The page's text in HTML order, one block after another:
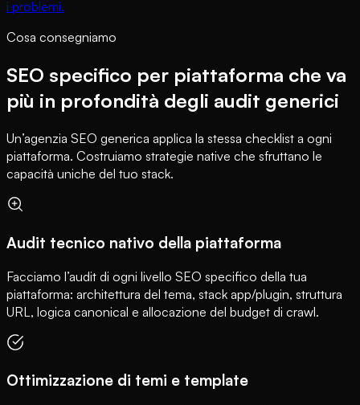
i problemi.
Cosa consegniamo
SEO specifico per piattaforma che va
più in profondità degli audit generici
Un’agenzia SEO generica applica la stessa checklist a ogni
piattaforma. Costruiamo strategie native che sfruttano le
capacità uniche del tuo stack.
Audit tecnico nativo della piattaforma
Facciamo l’audit di ogni livello SEO specifico della tua
piattaforma: architettura del tema, stack app/plugin, struttura
URL, logica canonical e allocazione del budget di crawl.
Ottimizzazione di temi e template